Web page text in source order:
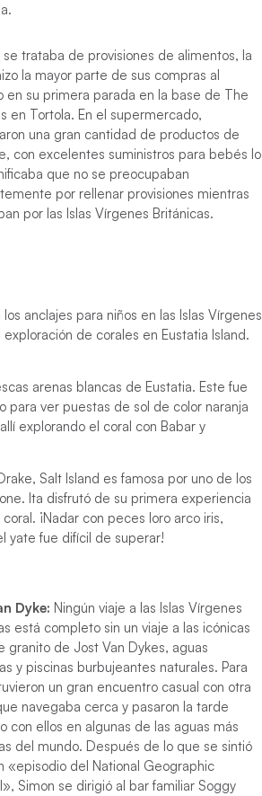
se trataba de provisiones de alimentos, la
la mayor parte de sus compras al
en su primera parada en la base de The
en Tortola. En el supermercado,
una gran cantidad de productos de
con excelentes suministros para bebés lo
que no se preocupaban
por rellenar provisiones mientras
por las Islas Vírgenes Británicas.
anclajes para niños en las Islas Vírgenes
de corales en Eustatia Island.
arenas blancas de Eustatia. Este fue
para ver puestas de sol de color naranja
explorando el coral con Babar y
Salt Island es famosa por uno de los
Ita disfrutó de su primera experiencia
¡Nadar con peces loro arco iris,
yate fue difícil de superar!
Dyke: Ningún viaje a las Islas Vírgenes
está completo sin un viaje a las icónicas
granito de Jost Van Dykes, aguas
y piscinas burbujeantes naturales. Para
un gran encuentro casual con otra
navegaba cerca y pasaron la tarde
con ellos en algunas de las aguas más
del mundo. Después de lo que se sintió
«episodio del National Geographic
Simon se dirigió al bar familiar Soggy